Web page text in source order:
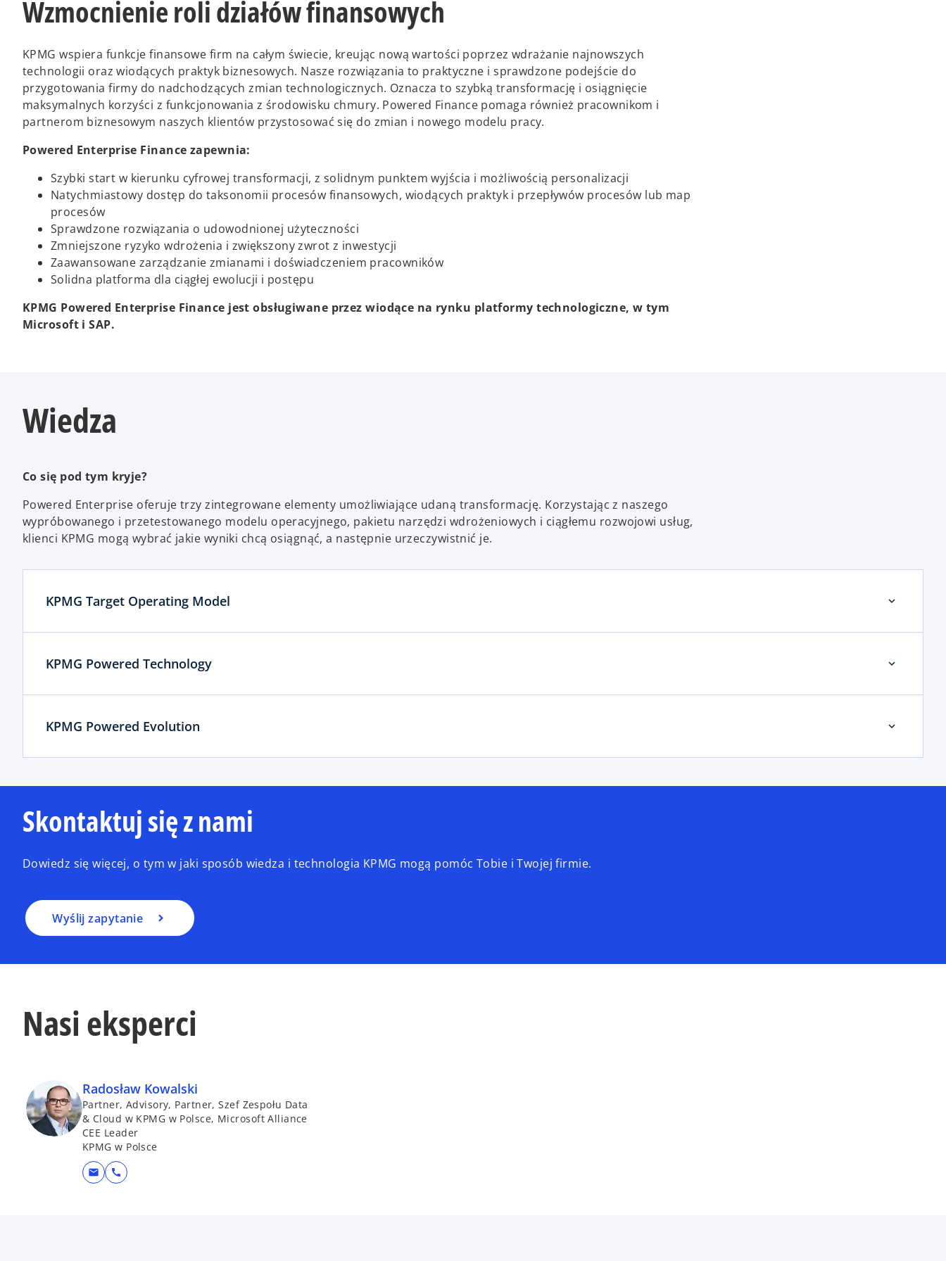
V
d
e
Wzmocnienie roli działów finansowych
KPMG wspiera funkcje finansowe firm na całym świecie, kreując nową wartości poprzez wdrażanie najnowszych
technologii oraz wiodących praktyk biznesowych. Nasze rozwiązania to praktyczne i sprawdzone podejście do
przygotowania firmy do nadchodzących zmian technologicznych. Oznacza to szybką transformację i osiągnięcie
maksymalnych korzyści z funkcjonowania z środowisku chmury. Powered Finance pomaga również pracownikom i
partnerom biznesowym naszych klientów przystosować się do zmian i nowego modelu pracy.
Powered Enterprise Finance zapewnia:
Szybki start w kierunku cyfrowej transformacji, z solidnym punktem wyjścia i możliwością personalizacji
Natychmiastowy dostęp do taksonomii procesów finansowych, wiodących praktyk i przepływów procesów lub map
procesów
Sprawdzone rozwiązania o udowodnionej użyteczności
Zmniejszone ryzyko wdrożenia i zwiększony zwrot z inwestycji
Zaawansowane zarządzanie zmianami i doświadczeniem pracowników
Solidna platforma dla ciągłej ewolucji i postępu
KPMG Powered Enterprise Finance jest obsługiwane przez wiodące na rynku platformy technologiczne, w tym
Microsoft i SAP.
Wiedza
Co się pod tym kryje?
Powered Enterprise oferuje trzy zintegrowane elementy umożliwiające udaną transformację. Korzystając z naszego
wypróbowanego i przetestowanego modelu operacyjnego, pakietu narzędzi wdrożeniowych i ciągłemu rozwojowi usług,
klienci KPMG mogą wybrać jakie wyniki chcą osiągnąć, a następnie urzeczywistnić je.
KPMG Target Operating Model
KPMG Powered Technology
KPMG Powered Evolution
Skontaktuj się z nami
Dowiedz się więcej, o tym w jaki sposób wiedza i technologia KPMG mogą pomóc Tobie i Twojej firmie.
Wyślij zapytanie
Nasi eksperci
Radosław Kowalski
Partner, Advisory, Partner, Szef Zespołu Data
& Cloud w KPMG w Polsce, Microsoft Alliance
CEE Leader
KPMG w Polsce
mail call